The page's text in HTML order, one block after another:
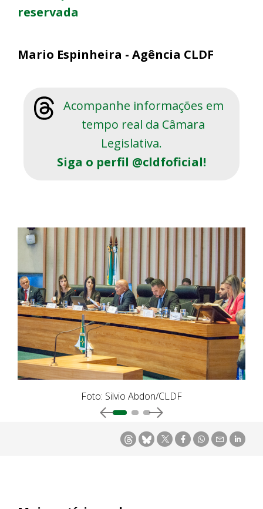
reservada
Mario Espinheira - Agência CLDF
Acompanhe informações em
tempo real da Câmara
Legislativa.
Siga o perfil @cldfoficial!
Foto: Silvio Abdon/CLDF